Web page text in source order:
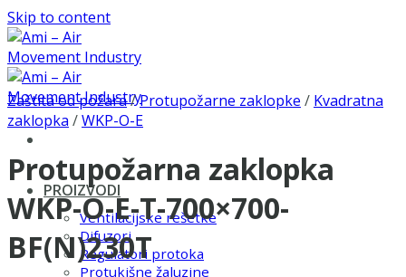
Skip to content
PROIZVODI
Ventilacijske rešetke
Difuzori
Regulatori protoka
Protukišne žaluzine
Zaštita od požara/Protupožarne zaklopke / Kvadratna
zaklopka /WKP-O-E
Protupožarna zaklopka
WKP-O-E-T-700×700-
BF(N)230T